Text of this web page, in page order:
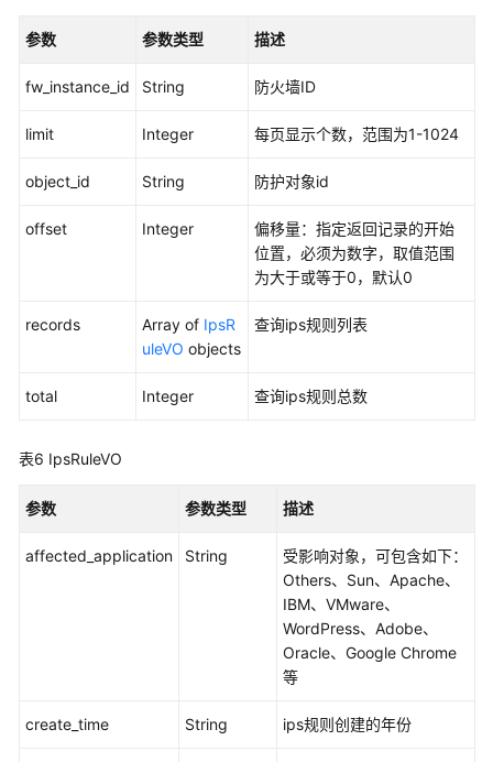
开
ChangeIpsSwitchStatus
护
变
参数 参数类型 描述
fw_instance_id String 防火墙ID
limit Integer 每页显示个数，范围为1-1024
object_id String 防护对象id
offset Integer
偏移量：指定返回记录的开始
位置，必须为数字，取值范围
为大于或等于0，默认0
records Array of IpsR
uleVO objects
查询ips规则列表
total Integer 查询ips规则总数
表6 IpsRuleVO
参数 参数类型 描述
affected_application String
受影响对象，可包含如下：
Others、Sun、Apache、
IBM、VMware、
WordPress、Adobe、
Oracle、Google Chrome
等
create_time String ips规则创建的年份